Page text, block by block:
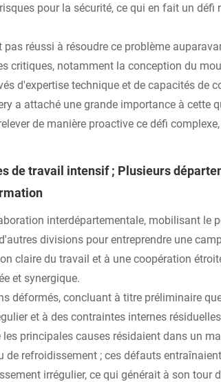
pour la sécurité, ce qui en fait un
réussi à résoudre ce problème
critiques, notamment la conception du
d'expertise technique et de capacités de
a attaché une grande importance à cette
de manière proactive ce défi
de travail intensif ; Plusieurs
interdépartementale, mobilisant le
divisions pour entreprendre une
claire du travail et à une coopération
et synergique.
déformés, concluant à titre préliminaire
et à des contraintes internes
principales causes résidaient dans un
refroidissement ; ces défauts
irrégulier, ce qui générait à son tour